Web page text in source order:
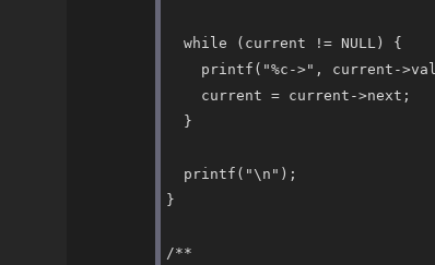
while (current != NULL ) {
printf ( "%c ->" , current->val
    current = current->
next ;
  }
printf ( "\n " );
}
/**